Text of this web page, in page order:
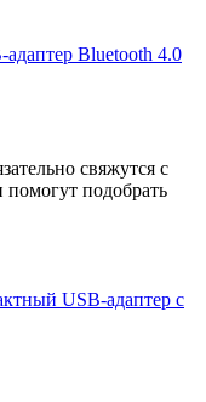
Bluetooth 4.0
свяжутся с
помогут подобрать
USB-адаптер с